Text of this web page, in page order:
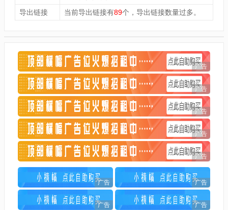
导出链接
当前导出链接有89个，导出链接数量过多。